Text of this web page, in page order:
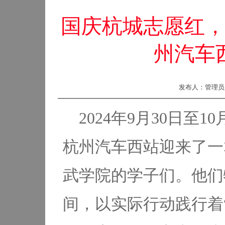
国庆杭城志愿红
州汽车
发布人：管理
2024年9月30日至
杭州汽车西站迎来了
武学院的学子们。他
间，以实际行动践行